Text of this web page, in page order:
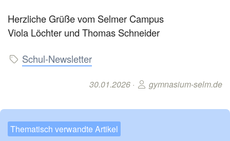
Herzliche Grüße vom Selmer Campus
Viola Löchter und Thomas Schneider
Schul-Newsletter
30.01.2026 · gymnasium-selm.de
Thematisch verwandte Artikel